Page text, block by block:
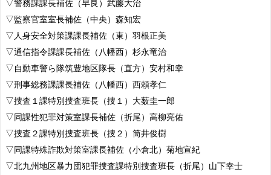
▽警務課課長補佐（早良）武藤大治
▽監察官室室長補佐（中央）森知宏
▽人身安全対策課課長補佐（東）羽根正美
▽通信指令課課長補佐（八幡西）杉永竜治
▽自動車警ら隊筑豊地区隊長（直方）安村和幸
▽刑事総務課課長補佐（八幡西）西頼孝仁
▽捜査１課特別捜査班長（捜１）大薮圭一郎
▽同課性犯罪対策室課長補佐（折尾）高柳亮佑
▽捜査２課特別捜査班長（捜２）筒井俊樹
▽同課特殊詐欺対策室課長補佐（小倉北）菊地宣紀
▽北九州地区暴力団犯罪捜査課特別捜査班長（折尾）山下幸士